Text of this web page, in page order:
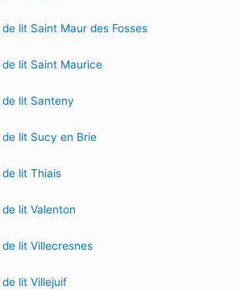
de lit Saint Maur des Fosses
de lit Saint Maurice
de lit Santeny
de lit Sucy en Brie
de lit Thiais
de lit Valenton
de lit Villecresnes
de lit Villejuif